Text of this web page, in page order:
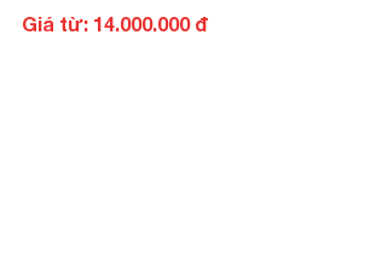
Giá từ: 14.000.000 đ